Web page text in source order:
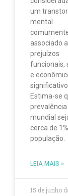
um
mental
associado a
prejuízos
funcionais,
e
Estima-se
prevalência
mundial
cerca de
população.
LEIA MAIS »
15 de junho